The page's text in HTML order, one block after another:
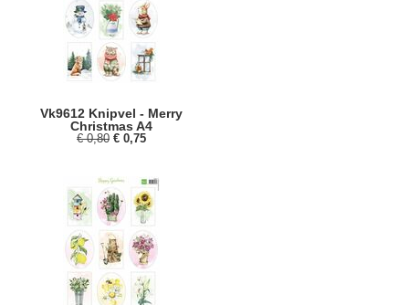
Vk9612 Knipvel - Merry
Christmas A4
€ 0,80 € 0,75